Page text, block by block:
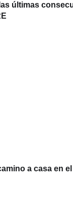
últimas
a casa en